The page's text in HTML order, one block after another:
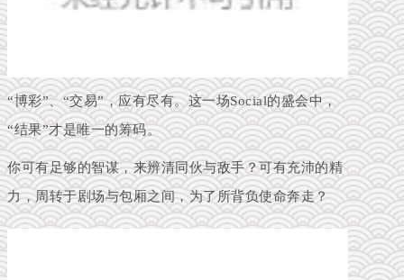
“博彩”、“交易”，应有尽有。这一场Social的盛会中，
“结果”才是唯一的筹码。
你可有足够的智谋，来辨清同伙与敌手？可有充沛的精
力，周转于剧场与包厢之间，为了所背负使命奔走？